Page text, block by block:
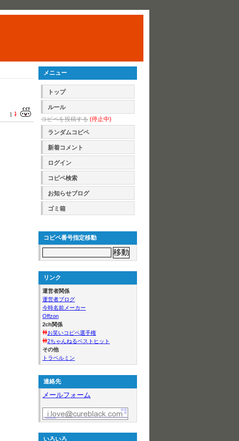
1
メニュー
トップ
ルール
コピペを投稿する (停止中)
ランダムコピペ
新着コメント
ログイン
コピペ検索
お知らせブログ
ゴミ箱
コピペ番号指定移動
リンク
運営者関係
運営者ブログ
今時名前メーカー
Offzon
2ch関係
お笑いコピペ選手権
2ちゃんねるベストヒット
その他
トラベルミン
連絡先
メールフォーム
いろいろ